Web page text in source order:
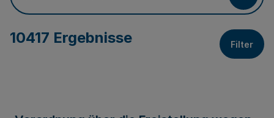
Recht NRW durchsuchen
10417 Ergebnisse Filter